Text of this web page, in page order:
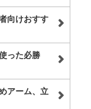
向けおすす
った必勝
アーム、立